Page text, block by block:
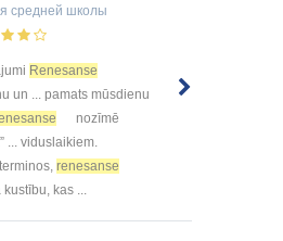
средней школы
Renesanse
un ... pamats mūsdienu
nozīmē
... viduslaikiem.
renesanse
kas ...